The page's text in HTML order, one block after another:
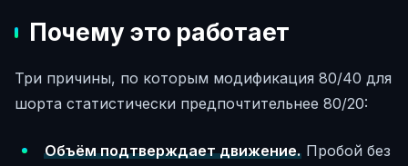
Почему это работает
Три причины, по которым модификация 80/40 для
шорта статистически предпочтительнее 80/20:
Объём подтверждает движение.Пробой без